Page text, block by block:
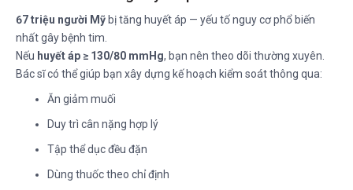
67 triệu người Mỹbị tăng huyết áp — yếu tố nguy cơ phổ biến
nhất gây bệnh tim.
Nếu huyết áp ≥ 130/80 mmHg, bạn nên theo dõi thường xuyên.
Bác sĩ có thể giúp bạn xây dựng kế hoạch kiểm soát thông qua:
Ăn giảm muối
Duy trì cân nặng hợp lý
Tập thể dục đều đặn
Dùng thuốc theo chỉ định